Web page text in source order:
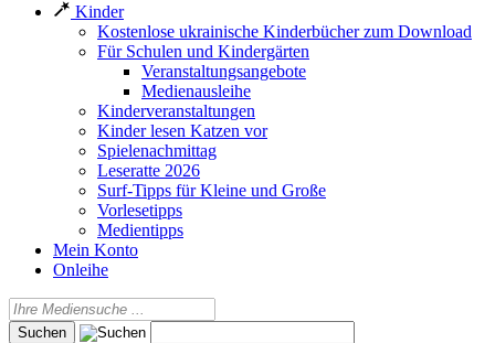
Kinder
Kostenlose ukrainische Kinderbücher zum Download
Für Schulen und Kindergärten
Veranstaltungsangebote
Medienausleihe
Kinderveranstaltungen
Kinder lesen Katzen vor
Spielenachmittag
Leseratte 2026
Surf-Tipps für Kleine und Große
Vorlesetipps
Medientipps
Mein Konto
Onleihe